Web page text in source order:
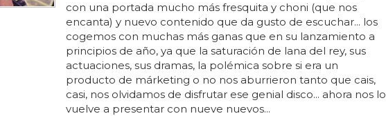
con una portada mucho más fresquita y choni (que nos
encanta) y nuevo contenido que da gusto de escuchar... los
cogemos con muchas más ganas que en su lanzamiento a
principios de año, ya que la saturación de lana del rey, sus
actuaciones, sus dramas, la polémica sobre si era un
producto de márketing o no nos aburrieron tanto que cais,
casi, nos olvidamos de disfrutar ese genial disco... ahora nos lo
vuelve a presentar con nueve nuevos...